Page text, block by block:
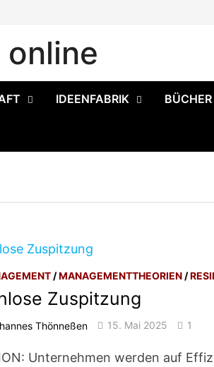
IDEENFABRIK BÜCHER
/MANAGEMENTTHEORIEN /
Zuspitzung
Thönneßen 15. Mai 2025 1
Unternehmen werden auf